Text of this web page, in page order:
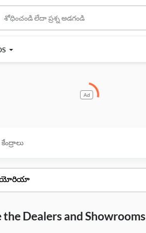
Ad
Dealers and